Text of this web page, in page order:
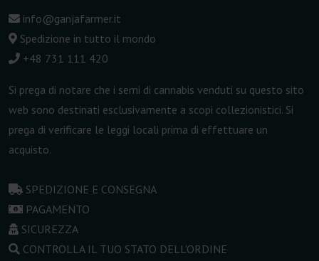
info@ganjafarmer.it
Spedizione in tutto il mondo
+48 731 111 420
Si prega di notare che i semi di cannabis venduti su questo sito
web sono destinati esclusivamente a scopi collezionistici. Si
prega di verificare le leggi locali prima di effettuare un
acquisto.
SPEDIZIONE E CONSEGNA
PAGAMENTO
SICUREZZA
CONTROLLA IL TUO STATO DELL'ORDINE